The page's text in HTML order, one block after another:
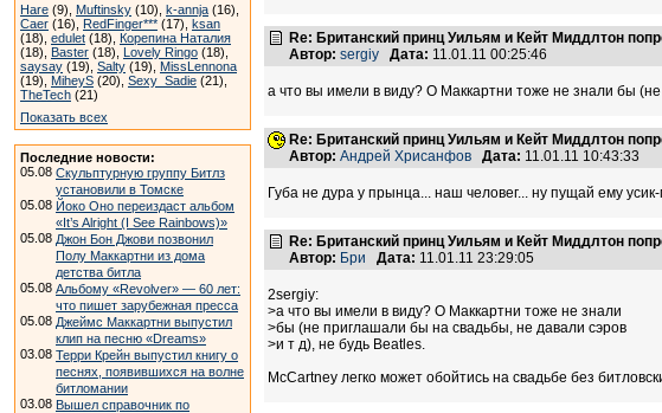
Hare (9), Muftinsky (10), k-annja (16),
Caer (16), RedFinger*** (17), ksan
(18), edulet (18), Корепина Наталия
(18), Baster (18), Lovely Ringo (18),
saysay (19), Salty (19), MissLennona
(19), MiheyS (20), Sexy_Sadie (21),
TheTech (21)
Показать всех
Последние новости:
05.08 Скульптурную группу Битлз
установили в Томске
05.08 Йоко Оно переиздаст альбом
«It’s Alright (I See Rainbows)»
05.08 Джон Бон Джови позвонил
Полу Маккартни из дома
детства битла
05.08 Альбому «Revolver» — 60 лет:
что пишет зарубежная пресса
05.08 Джеймс Маккартни выпустил
клип на песню «Dreams»
03.08 Терри Крейн выпустил книгу о
песнях, появившихся на волне
битломании
03.08 Вышел справочник по
Re: Британский принц Уильям и Кейт Миддлтон
Автор: sergiy Дата: 11.01.11 00:25:46
а что вы имели в виду? О Маккартни тоже не знали бы
Re: Британский принц Уильям и Кейт Миддлтон
Автор: Андрей Хрисанфов Дата: 11.01.11 10:43:33
Губа не дура у прынца... наш человег... ну пущай ему
Re: Британский принц Уильям и Кейт Миддлтон
Автор: Бри Дата: 11.01.11 23:29:05
2sergiy:
>а что вы имели в виду? О Маккартни тоже не знали
>бы (не приглашали бы на свадьбы, не давали сэров
>и т д), не будь Beatles.
McCartney легко может обойтись на свадьбе без